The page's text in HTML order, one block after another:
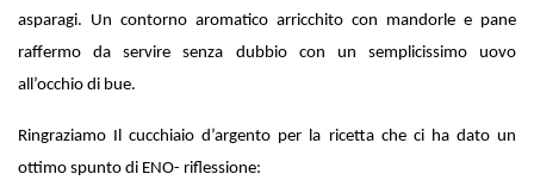
asparagi. Un contorno aromatico arricchito con mandorle e pane
raffermo da servire senza dubbio con un semplicissimo uovo
all’occhio di bue.
Ringraziamo Il cucchiaio d’argento per la ricetta che ci ha dato un
ottimo spunto di ENO- riflessione: